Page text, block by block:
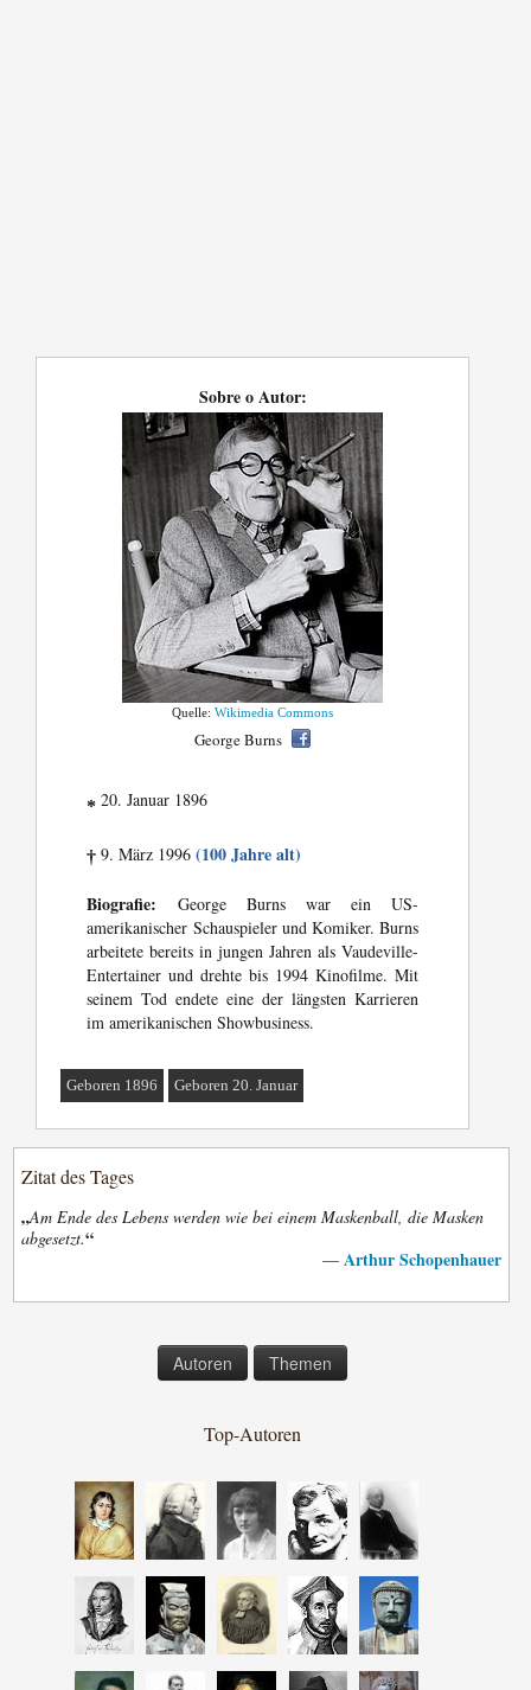
Sobre o Autor:
Quelle:Wikimedia Commons
George Burns
* 20. Januar 1896
† 9. März 1996(100 Jahre alt)
Biografie: George Burns war ein US-
amerikanischer Schauspieler und Komiker. Burns
arbeitete bereits in jungen Jahren als Vaudeville-
Entertainer und drehte bis 1994 Kinofilme. Mit
seinem Tod endete eine der längsten Karrieren
im amerikanischen Showbusiness.
Geboren 1896 Geboren 20. Januar
Zitat des Tages
„Am Ende des Lebens werden wie bei einem Maskenball, die Masken
abgesetzt.“
— Arthur Schopenhauer
Autoren Themen
Top-Autoren